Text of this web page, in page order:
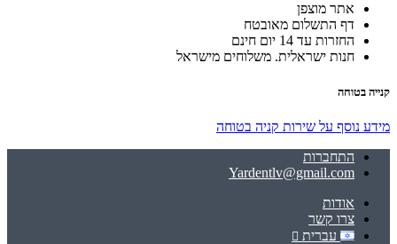
אתר מוצפן
דף התשלום מאובטח
החזרות עד 14 יום חינם
חנות ישראלית. משלוחים מישראל
קנייה בטוחה
מידע נוסף על שירות קניה בטוחה
התחברות
Yardentlv@gmail.com
אודות
צרו קשר
עברית